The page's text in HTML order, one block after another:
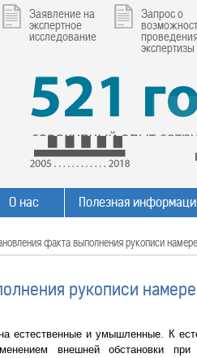
Заявление на
экспертное
исследование
Запрос о
проведения
экспертизы
О нас Полезная
факта выполнения рукописи
рукописи
естественные и умышленные. К
внешней обстановки